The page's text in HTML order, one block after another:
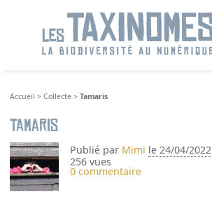
Accueil >Collecte >Tamaris
Tamaris
Publié par Mimi le 24/04/2022
256 vues
0 commentaire